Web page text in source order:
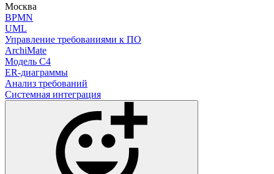
Москва
BPMN
UML
Управление требованиями к ПО
ArchiMate
Модель C4
ER-диаграммы
Анализ требований
Системная интеграция